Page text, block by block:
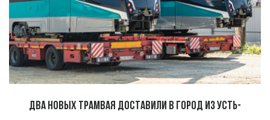
Два новых трамвая доставили в город из Усть-